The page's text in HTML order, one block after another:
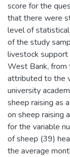
score for the
that there were
level of
of the study
livestock
West Bank, from
attributed to the
university
sheep raising as
on sheep raising
for the variable
of sheep (39)
the average